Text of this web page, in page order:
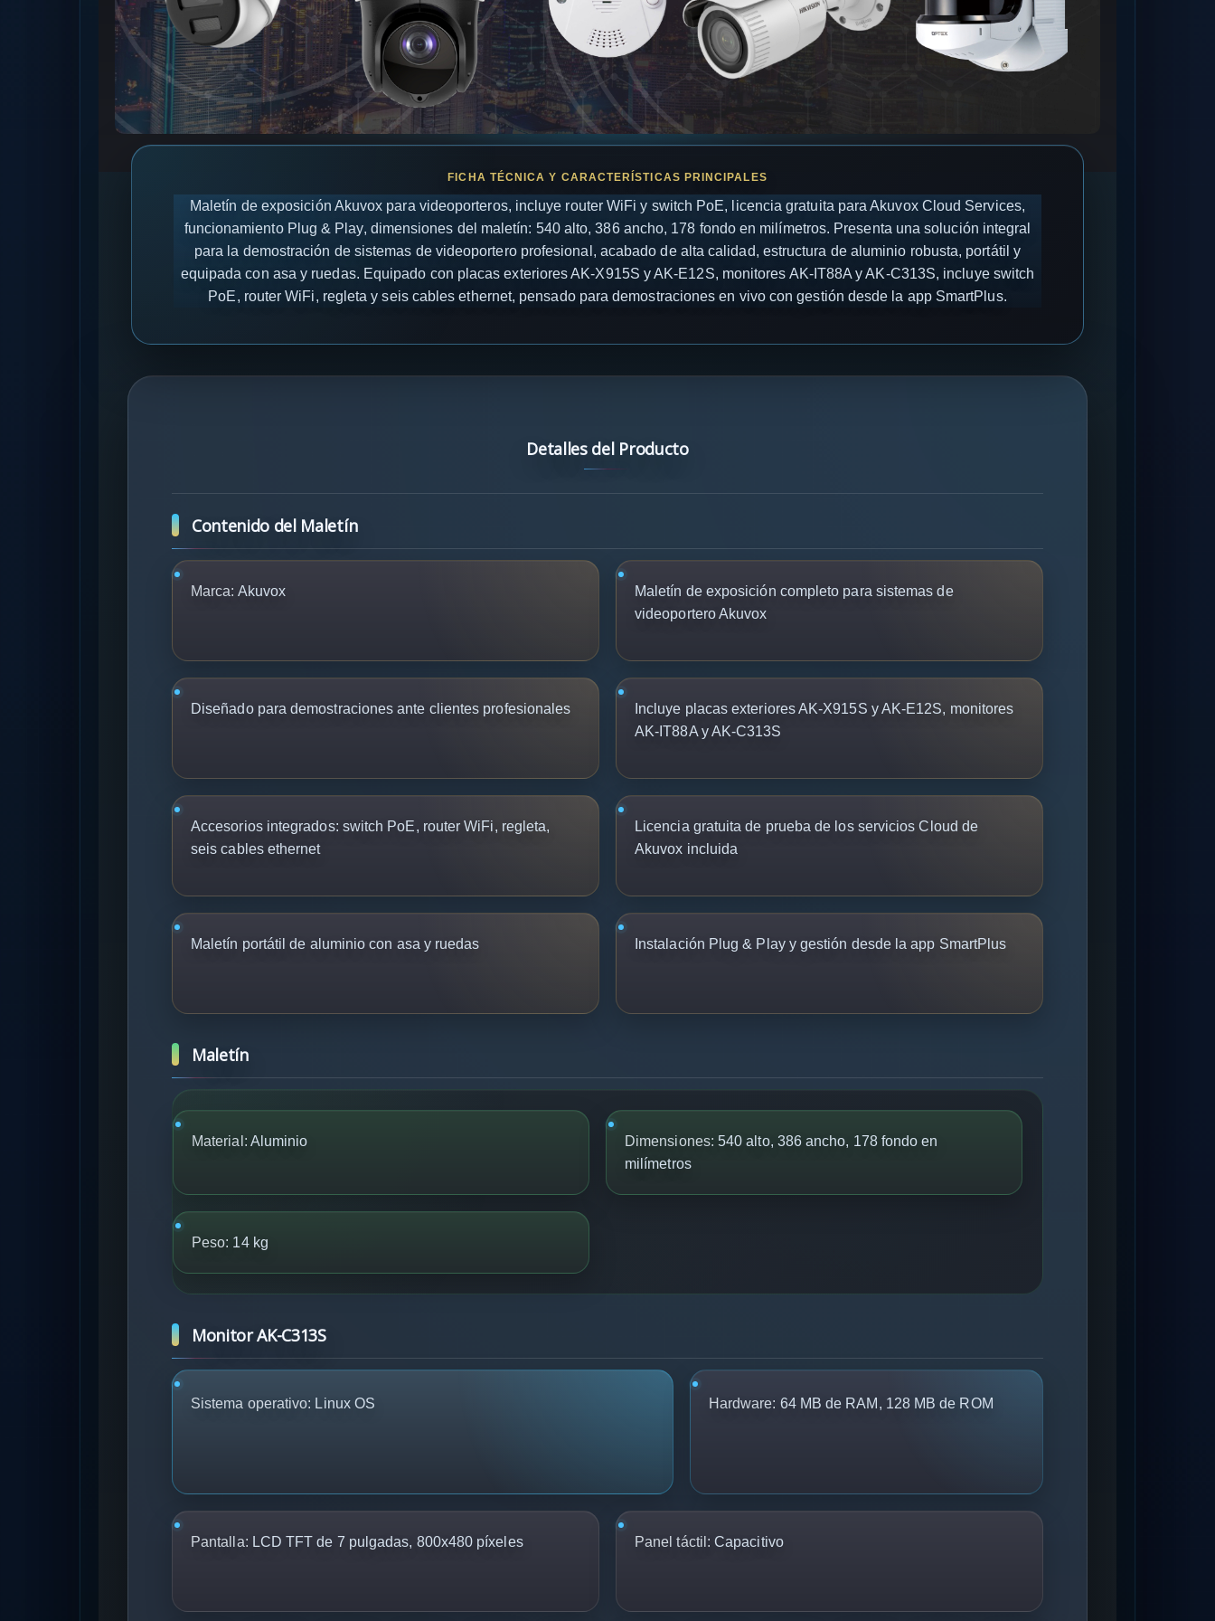
Maletín de exposición Akuvox para videoporteros, incluye router WiFi y switch PoE, licencia gratuita para Akuvox Cloud Services,
funcionamiento Plug & Play, dimensiones del maletín: 540 alto, 386 ancho, 178 fondo en milímetros. Presenta una solución integral
para la demostración de sistemas de videoportero profesional, acabado de alta calidad, estructura de aluminio robusta, portátil y
equipada con asa y ruedas. Equipado con placas exteriores AK-X915S y AK-E12S, monitores AK-IT88A y AK-C313S, incluye switch
PoE, router WiFi, regleta y seis cables ethernet, pensado para demostraciones en vivo con gestión desde la app SmartPlus.
Detalles del Producto
Contenido del Maletín
Marca: Akuvox
Maletín de exposición completo para sistemas de
videoportero Akuvox
Diseñado para demostraciones ante clientes profesionales
Incluye placas exteriores AK-X915S y AK-E12S, monitores
AK-IT88A y AK-C313S
Accesorios integrados: switch PoE, router WiFi, regleta,
seis cables ethernet
Licencia gratuita de prueba de los servicios Cloud de
Akuvox incluida
Maletín portátil de aluminio con asa y ruedas Instalación Plug & Play y gestión desde la app SmartPlus
Maletín
Material: Aluminio Dimensiones: 540 alto, 386 ancho, 178 fondo en
milímetros
Peso: 14 kg
Monitor AK-C313S
Sistema operativo: Linux OS Hardware: 64 MB de RAM, 128 MB de ROM
Pantalla: LCD TFT de 7 pulgadas, 800x480 píxeles Panel táctil: Capacitivo